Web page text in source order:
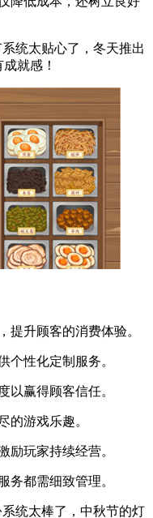
统太贴心了，冬天推出
就感！
提升顾客的消费体验。
个性化定制服务。
以赢得顾客信任。
的游戏乐趣。
励玩家持续经营。
务都需细致管理。
统太棒了，中秋节的灯